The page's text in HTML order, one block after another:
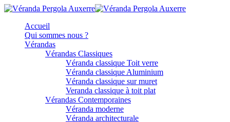
Accueil
Qui sommes nous ?
Vérandas
Vérandas Classiques
Véranda classique Toit verre
Véranda classique Aluminium
Véranda classique sur muret
Veranda classique à toit plat
Vérandas Contemporaines
Véranda moderne
Véranda architecturale